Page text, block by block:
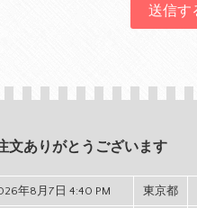
文ありがとうございます
年8月7日 4:40 PM 東京都